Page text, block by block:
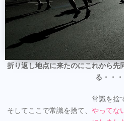
折り返し地点に来たのにこれから先
る・・・
常識を捨
そしてここで常識を捨て、 やってな